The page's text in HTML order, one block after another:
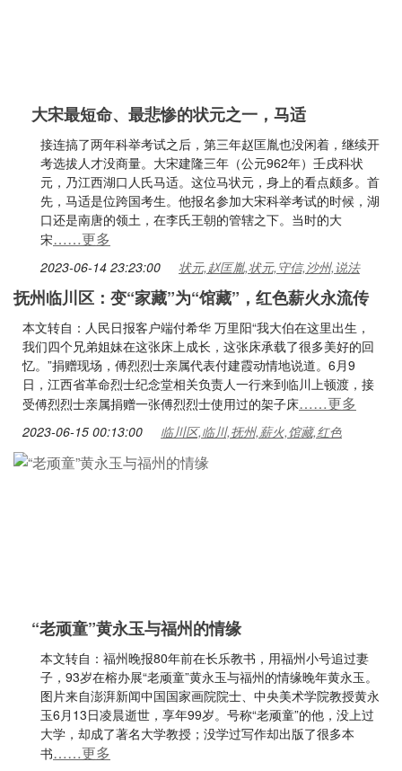
大宋最短命、最悲惨的状元之一，马适
接连搞了两年科举考试之后，第三年赵匡胤也没闲着，继续开
考选拔人才没商量。大宋建隆三年（公元962年）壬戌科状
元，乃江西湖口人氏马适。这位马状元，身上的看点颇多。首
先，马适是位跨国考生。他报名参加大宋科举考试的时候，湖
口还是南唐的领土，在李氏王朝的管辖之下。当时的大
宋……更多
2023-06-14 23:23:00 状元,赵匡胤,状元,守信,沙州,说法
抚州临川区：变“家藏”为“馆藏”，红色薪火永流传
本文转自：人民日报客户端付希华 万里阳“我大伯在这里出生，
我们四个兄弟姐妹在这张床上成长，这张床承载了很多美好的回
忆。”捐赠现场，傅烈烈士亲属代表付建霞动情地说道。6月9
日，江西省革命烈士纪念堂相关负责人一行来到临川上顿渡，接
受傅烈烈士亲属捐赠一张傅烈烈士使用过的架子床……更多
2023-06-15 00:13:00 临川区,临川,抚州,薪火,馆藏,红色
“老顽童”黄永玉与福州的情缘
本文转自：福州晚报80年前在长乐教书，用福州小号追过妻
子，93岁在榕办展“老顽童”黄永玉与福州的情缘晚年黄永玉。
图片来自澎湃新闻中国国家画院院士、中央美术学院教授黄永
玉6月13日凌晨逝世，享年99岁。号称“老顽童”的他，没上过
大学，却成了著名大学教授；没学过写作却出版了很多本
书……更多